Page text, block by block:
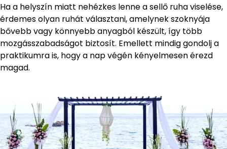
Ha a helyszín miatt nehézkes lenne a sellő ruha viselése,
érdemes olyan ruhát választani, amelynek szoknyája
bővebb vagy könnyebb anyagból készült, így több
mozgásszabadságot biztosít. Emellett mindig gondolj a
praktikumra is, hogy a nap végén kényelmesen érezd
magad.